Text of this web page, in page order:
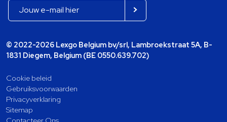
© 2022-2026 Lexgo Belgium bv/srl, Lambroekstraat 5A, B-
1831 Diegem, Belgium (BE 0550.639.702)
Cookie beleid
Gebruiksvoorwaarden
Privacyverklaring
Sitemap